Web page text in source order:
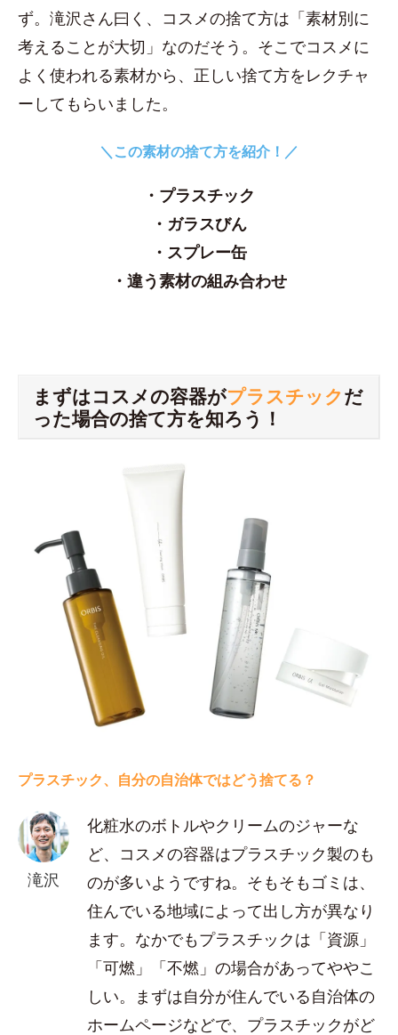
ず。滝沢さん曰く、コスメの捨て方は「素材別に
考えることが大切」なのだそう。そこでコスメに
よく使われる素材から、正しい捨て方をレクチャ
ーしてもらいました。
＼この素材の捨て方を紹介！／
・プラスチック
・ガラスびん
・スプレー缶
・違う素材の組み合わせ
まずはコスメの容器がプラスチックだ
った場合の捨て方を知ろう！
プラスチック、自分の自治体ではどう捨てる？
滝沢
化粧水のボトルやクリームのジャーな
ど、コスメの容器はプラスチック製のも
のが多いようですね。そもそもゴミは、
住んでいる地域によって出し方が異なり
ます。なかでもプラスチックは「資源」
「可燃」「不燃」の場合があってややこ
しい。まずは自分が住んでいる自治体の
ホームページなどで、プラスチックがど